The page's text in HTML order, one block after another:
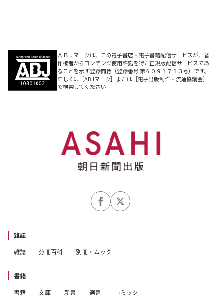
ＡＢＪマークは、この電子書店・電子書籍配信サービスが、著
作権者からコンテンツ使用許諾を得た正規版配信サービスであ
ることを示す登録商標（登録番号 第６０９１７１３号）です。
詳しくは［ABJマーク］または［電子出版制作・流通協議会］
で検索してください
雑誌
雑誌
分冊百科 別冊・ムック
書籍
書籍
文庫 新書 選書 コミック